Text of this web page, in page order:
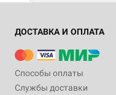
ДОСТАВКА И ОПЛАТА
Способы оплаты
Службы доставки